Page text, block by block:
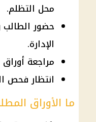
محل التظلم.
حضور الطالب
الإدارة.
مراجعة
انتظار فحص
ما الأوراق